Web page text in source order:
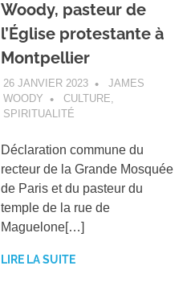
Woody, pasteur de
l’Église protestante à
Montpellier
26 JANVIER 2023
JAMES
WOODY
CULTURE
SPIRITUALITÉ
Déclaration commune du
recteur de la Grande Mosquée
de Paris et du pasteur du
temple de la rue de
Maguelone[…]
LIRE LA SUITE